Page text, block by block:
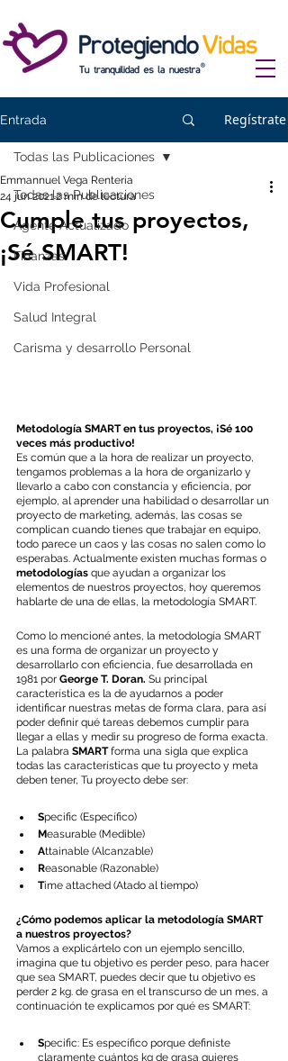
Entrada Regístrate
Todas las Publicaciones
Agente Actualizado
Finanzas
Vida Profesional
Salud Integral
Carisma y desarrollo Personal
Todas las Publicaciones
Cumple tus proyectos,
¡Sé SMART!
Emmannuel Vega Renteria
24 jun 20212 min de lectura
Metodología SMART en tus proyectos, ¡Sé 100
veces más productivo!
Es común que a la hora de realizar un proyecto,
tengamos problemas a la hora de organizarlo y
llevarlo a cabo con constancia y eficiencia, por
ejemplo, al aprender una habilidad o desarrollar un
proyecto de marketing, además, las cosas se
complican cuando tienes que trabajar en equipo,
todo parece un caos y las cosas no salen como lo
esperabas. Actualmente existen muchas formas o
metodologías que ayudan a organizar los
elementos de nuestros proyectos, hoy queremos
hablarte de una de ellas, la metodología SMART.
Como lo mencioné antes, la metodología SMART
es una forma de organizar un proyecto y
desarrollarlo con eficiencia, fue desarrollada en
1981 por George T. Doran. Su principal
característica es la de ayudarnos a poder
identificar nuestras metas de forma clara, para así
poder definir qué tareas debemos cumplir para
llegar a ellas y medir su progreso de forma exacta.
La palabra SMART forma una sigla que explica
todas las características que tu proyecto y meta
deben tener, Tu proyecto debe ser:
Specific (Específico)
Measurable (Medible)
Attainable (Alcanzable)
Reasonable (Razonable)
Time attached (Atado al tiempo)
¿Cómo podemos aplicar la metodología SMART
a nuestros proyectos?
Vamos a explicártelo con un ejemplo sencillo,
imagina que tu objetivo es perder peso, para hacer
que sea SMART, puedes decir que tu objetivo es
perder 2 kg. de grasa en el transcurso de un mes, a
continuación te explicamos por qué es SMART:
Specific: Es específico porque definiste
claramente cuántos kg de grasa quieres